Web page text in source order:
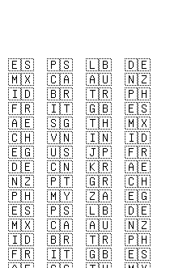
🇪🇸 🇵🇸 🇱🇧
🇩🇪
🇲🇽 🇨🇦 🇦🇺
🇳🇿
🇮🇩 🇧🇷 🇹🇷
🇵🇭
🇫🇷 🇮🇹 🇬🇧
🇪🇸
🇦🇪 🇸🇬 🇹🇭
🇲🇽
🇨🇭 🇻🇳 🇮🇳
🇮🇩
🇪🇬 🇺🇸 🇯🇵
🇫🇷
🇩🇪 🇨🇳 🇰🇷
🇦🇪
🇳🇿 🇵🇹 🇬🇷
🇨🇭
🇵🇭 🇲🇾 🇿🇦
🇪🇬
🇪🇸 🇵🇸 🇱🇧
🇩🇪
🇲🇽 🇨🇦 🇦🇺
🇳🇿
🇮🇩 🇧🇷 🇹🇷
🇵🇭
🇫🇷 🇮🇹 🇬🇧
🇪🇸